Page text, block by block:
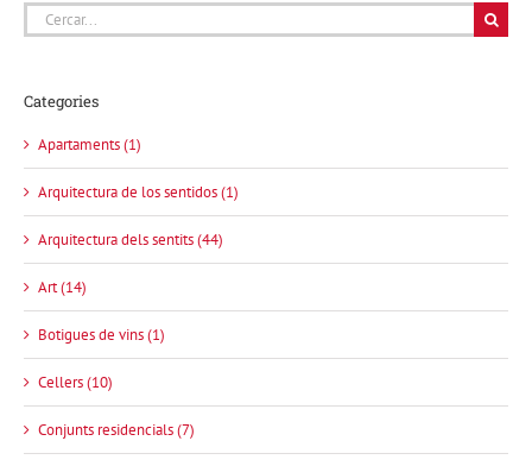
Cerca
…
Categories
Apartaments (1)
Arquitectura de los sentidos (1)
Arquitectura dels sentits (44)
Art (14)
Botigues de vins (1)
Cellers (10)
Conjunts residencials (7)